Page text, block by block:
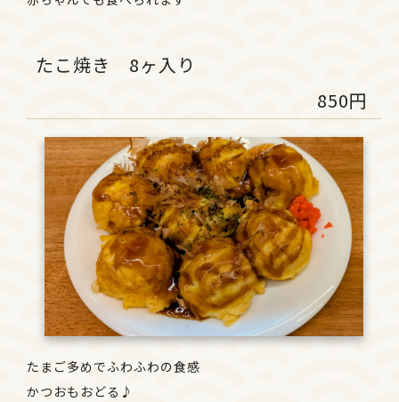
たこ焼き 8ヶ入り
850円
たまご多めでふわふわの食感
かつおもおどる♪